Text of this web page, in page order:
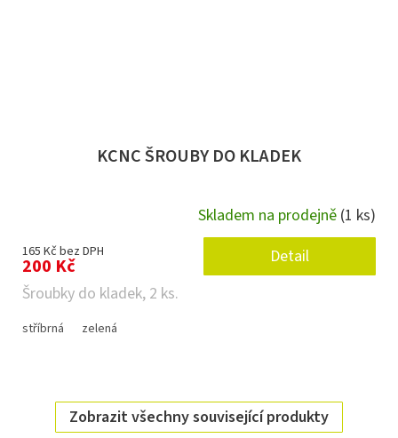
KCNC ŠROUBY DO KLADEK
Skladem na prodejně (1 ks)
165 Kč bez DPH
200 Kč
Detail
Šroubky do kladek, 2 ks.
stříbrná zelená
Zobrazit všechny související produkty